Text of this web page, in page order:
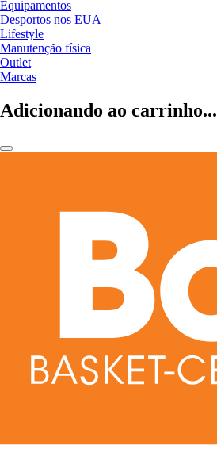
Equipamentos
Desportos nos EUA
Lifestyle
Manutenção física
Outlet
Marcas
Adicionando ao carrinho...